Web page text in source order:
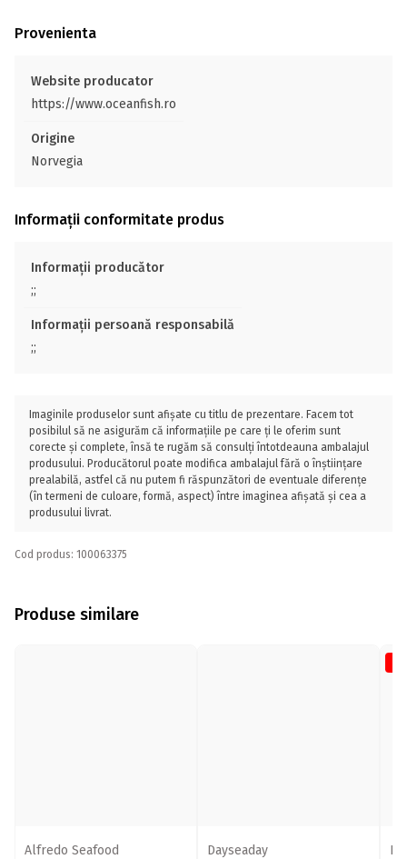
Provenienta
Website producator
https://www.oceanfish.ro
Origine
Norvegia
Informații conformitate produs
Informații producător
;;
Informații persoană responsabilă
;;
Imaginile produselor sunt afișate cu titlu de prezentare. Facem tot
posibilul să ne asigurăm că informațiile pe care ți le oferim sunt
corecte și complete, însă te rugăm să consulți întotdeauna ambalajul
produsului. Producătorul poate modifica ambalajul fără o înștiințare
prealabilă, astfel că nu putem fi răspunzători de eventuale diferențe
(în termeni de culoare, formă, aspect) între imaginea afișată și cea a
produsului livrat.
Cod produs: 100063375
Produse similare
Alfredo Seafood
Dayseaday